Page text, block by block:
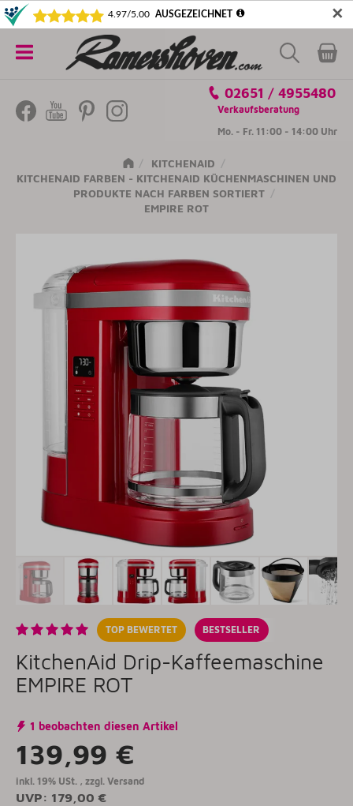
✕
5€ SICHERN! NEWSLETTER ABONNIEREN
Kategorien
02651 / 4955480
Verkaufsberatung
Mo. - Fr. 11:00 - 14:00 Uhr
KITCHENAID
KITCHENAID FARBEN - KITCHENAID KÜCHENMASCHINEN UND
PRODUKTE NACH FARBEN SORTIERT
EMPIRE ROT
TOP BEWERTET BESTSELLER
KitchenAid Drip-Kaffeemaschine
EMPIRE ROT
1 beobachten diesen Artikel
139,99 €
inkl. 19% USt. , zzgl. Versand
UVP: 179,00 €